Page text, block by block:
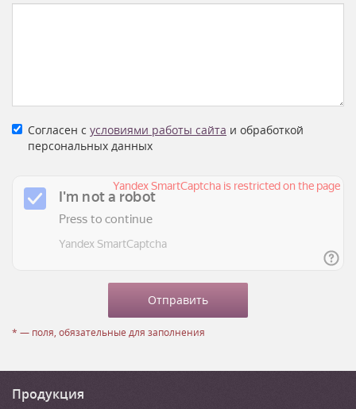
Согласен с условиями работы сайта и обработкой
персональных данных
* — поля, обязательные для заполнения
Продукция